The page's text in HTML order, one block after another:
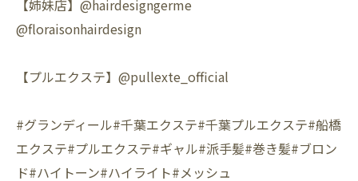
【姉妹店】@hairdesigngerme
@floraisonhairdesign
【プルエクステ】@pullexte_official
#グランディール#千葉エクステ#千葉プルエクステ#船橋
エクステ#プルエクステ#ギャル#派手髪#巻き髪#ブロン
ド#ハイトーン#ハイライト#メッシュ